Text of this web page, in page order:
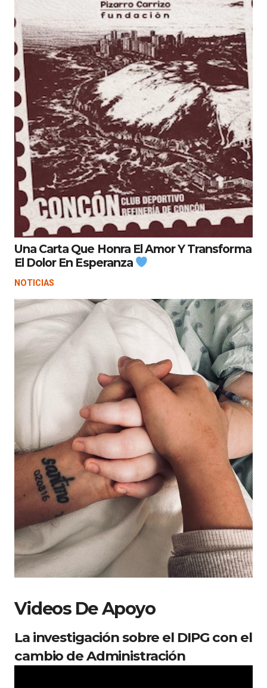
Una Carta Que Honra El Amor Y Transforma
El Dolor En Esperanza
NOTICIAS
Videos De Apoyo
La investigación sobre el DIPG con el
cambio de Administración